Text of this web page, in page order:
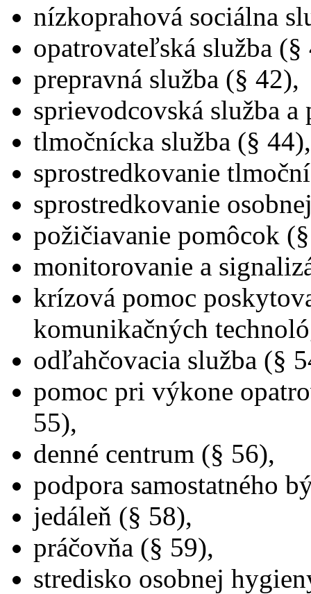
nízkoprahová sociálna
opatrovateľská služba (§
prepravná služba (§ 42),
sprievodcovská služba
tlmočnícka služba (§ 44),
sprostredkovanie
sprostredkovanie
požičiavanie pomôcok
monitorovanie a
krízová pomoc
komunikačných
odľahčovacia služba (§
pomoc pri výkone
55),
denné centrum (§ 56),
podpora samostatného
jedáleň (§ 58),
práčovňa (§ 59),
stredisko osobnej